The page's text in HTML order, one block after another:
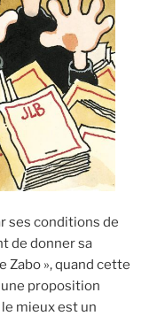
ses conditions de
de donner sa
Zabo », quand cette
proposition
le mieux est un